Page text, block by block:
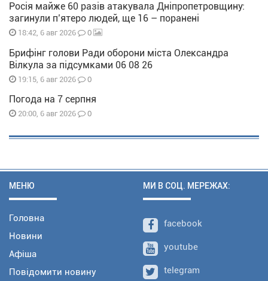
Росія майже 60 разів атакувала Дніпропетровщину:
загинули п’ятеро людей, ще 16 – поранені
18:42, 6 авг 2026 0
Брифінг голови Ради оборони міста Олександра
Вілкула за підсумками 06 08 26
19:15, 6 авг 2026 0
Погода на 7 серпня
20:00, 6 авг 2026 0
МЕНЮ
Головна
Новини
Афіша
Повідомити новину
МИ В СОЦ. МЕРЕЖАХ:
facebook
youtube
telegram